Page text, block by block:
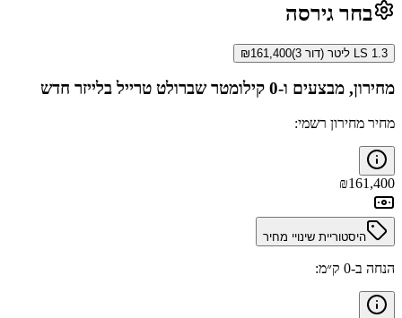
בחר גירסה
LS 1.3 ליטר (דור 3) ₪161,400
מחירון, מבצעים ו-0 קילומטר שברולט טרייל בלייזר חדש
מחיר מחירון רשמי:
₪161,400
היסטוריית שינויי מחיר
הנחה ב-0 ק״מ: